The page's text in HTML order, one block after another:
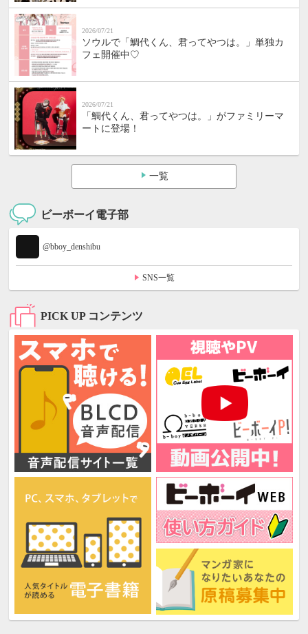
2026/07/21
ソウルで「鯛代くん、君ってやつは。」単独カ
フェ開催中♡
2026/07/21
「鯛代くん、君ってやつは。」がファミリーマ
ートに登場！
一覧
ビーボーイ電子部
@bboy_denshibu
SNS一覧
PICK UP コンテンツ